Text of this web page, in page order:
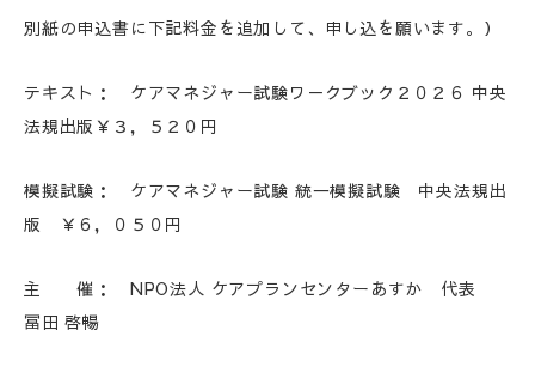
別紙の申込書に下記料金を追加して、申し込を願います。）
テキスト： ケアマネジャー試験ワ－クブック２０２６ 中央
法規出版￥３，５２０円
模擬試験： ケアマネジャー試験 統一模擬試験 中央法規出
版
￥６，０５０円
主 催： NPO法人 ケアプランセンターあすか 代表
冨田 啓暢